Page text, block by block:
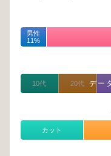
男性
11%
デー
10代 20代
カット